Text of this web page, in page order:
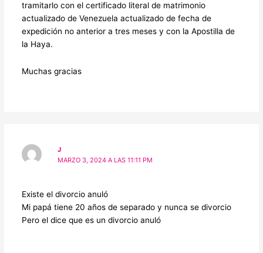
tramitarlo con el certificado literal de matrimonio
actualizado de Venezuela actualizado de fecha de
expedición no anterior a tres meses y con la Apostilla de
la Haya.
Muchas gracias
J
MARZO 3, 2024 A LAS 11:11 PM
Existe el divorcio anuló
Mi papá tiene 20 años de separado y nunca se divorcio
Pero el dice que es un divorcio anuló